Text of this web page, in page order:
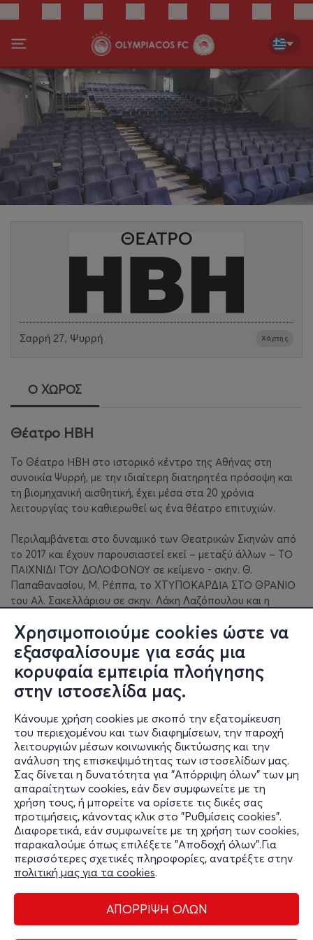
Χρησιμοποιούμε cookies ώστε να
εξασφαλίσουμε για εσάς μια
κορυφαία εμπειρία πλοήγησης
στην ιστοσελίδα μας.
Κάνουμε χρήση cookies με σκοπό την εξατομίκευση
του περιεχομένου και των διαφημίσεων, την παροχή
λειτουργιών μέσων κοινωνικής δικτύωσης και την
ανάλυση της επισκεψιμότητας των ιστοσελίδων μας.
Σας δίνεται η δυνατότητα για "Απόρριψη όλων" των μη
απαραίτητων cookies, εάν δεν συμφωνείτε με τη
χρήση τους, ή μπορείτε να ορίσετε τις δικές σας
προτιμήσεις, κάνοντας κλικ στο "Ρυθμίσεις cookies".
Διαφορετικά, εάν συμφωνείτε με τη χρήση των cookies,
παρακαλούμε όπως επιλέξετε "Αποδοχή όλων".Για
περισσότερες σχετικές πληροφορίες, ανατρέξτε στην
πολιτική μας για τα cookies.
ΑΠΟΡΡΙΨΗ ΟΛΩΝ
Σαρρή 27, Ψυρρή Χάρτης
Ο ΧΩΡΟΣ
Θέατρο ΗΒΗ
Το Θέατρο ΗΒΗ στο ιστορικό κέντρο της Αθήνας στη
συνοικία Ψυρρή, με την ιδιαίτερη διατηρητέα πρόσοψη και
τη βιομηχανική αισθητική, έχει μέσα στα 20 χρόνια
λειτουργίας του καθιερωθεί ως ένα θέατρο επιτυχιών.
Περιλαμβάνεται στο δυναμικό των Θεατρικών Σκηνών από
το 2017 και έχουν παρουσιαστεί εκεί – μεταξύ άλλων – ΤΟ
ΠΑΙΧΝΙΔΙ ΤΟΥ ΔΟΛΟΦΟΝΟΥ σε κείμενο - σκην. Θ.
Παπαθανασίου, Μ. Ρέππα, το ΧΤΥΠΟΚΑΡΔΙΑ ΣΤΟ ΘΡΑΝΙΟ
του Αλ. Σακελλάριου σε σκην. Λάκη Λαζόπουλου και η
ΧΩΡΙΣΕΙ… ΝΑ ΣΗΚΏΣΕΙ ΤΟ ΧΕΡΙ ΤΟΥ.
Στο Θέατρο ΗΒΗ έχουν πραγματοποιηθεί παιδικές
παραστάσεις, επετειακές παραστάσεις από θεατρικές
ομάδες και σχολές χορού, παρουσιάσεις βραβείων,
Το Θέατρο ΗΒΗ εξυπηρετείται συγκοινωνιακά από τη
γραμμή 1 και τη γραμμή 3 του ΜΕΤΡΟ. Πλησίον στο Θέατρο
υπάρχει parking.
Τηλέφωνο: 2103216382
Διαχείριση cookies